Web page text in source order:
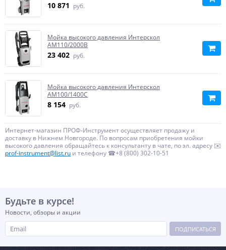
10 871 руб.
Мойка высокого давления Интерскол
АМ110/2000В
23 402 руб.
Мойка высокого давления Интерскол
АМ100/1400С
8 154 руб.
Интернет-магазин ПРОФ-Инструмент осуществляет продажу и
доставку в Нижнем Новгороде. По вопросам приобретения мойки
высокого давления обращайтесь к консультанту в чате, по эл. адресу ✉️
prof-instrument@list.ru и телефону ☎+8 (800) 302-10-51
Будьте в курсе!
Новости, обзоры и акции
ПОДПИСАТЬСЯ